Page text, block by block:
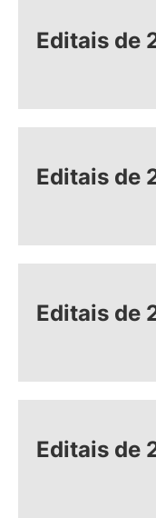
Editais de
Editais de
Editais de
Editais de